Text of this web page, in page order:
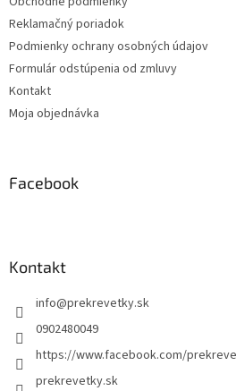
Reklamačný poriadok
Podmienky ochrany osobných údajov
Formulár odstúpenia od zmluvy
Kontakt
Moja objednávka
Facebook
Kontakt
info@prekrevetky.sk
0902480049
https://www.facebook.com/
prekrevetky.sk